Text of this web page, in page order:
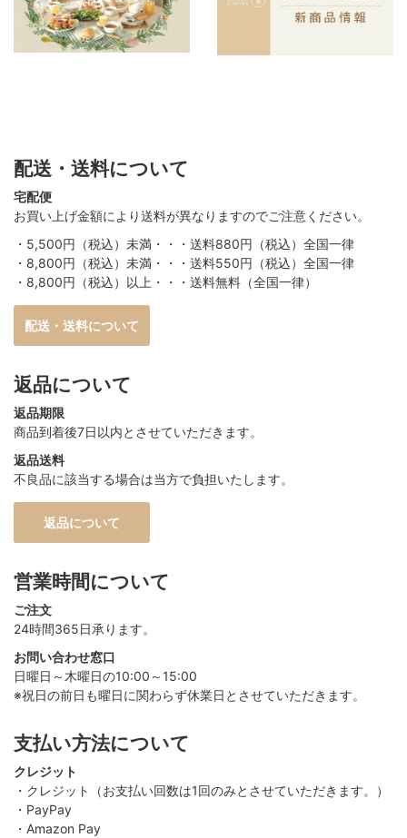
配送・送料について
宅配便
お買い上げ金額により送料が異なりますのでご注意ください。
・5,500円（税込）未満・・・送料880円（税込）全国一律
・8,800円（税込）未満・・・送料550円（税込）全国一律
・8,800円（税込）以上・・・送料無料（全国一律）
配送・送料について
返品について
返品期限
商品到着後7日以内とさせていただきます。
返品送料
不良品に該当する場合は当方で負担いたします。
返品について
営業時間について
ご注文
24時間365日承ります。
お問い合わせ窓口
日曜日～木曜日の10:00～15:00
※祝日の前日も曜日に関わらず休業日とさせていただきます。
支払い方法について
クレジット
・クレジット（お支払い回数は1回のみとさせていただきます。）
・PayPay
・Amazon Pay